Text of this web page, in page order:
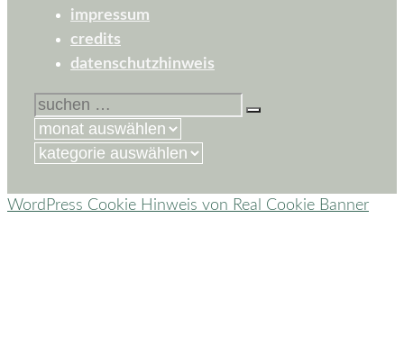
impressum
credits
datenschutzhinweis
suchen
nach:
kategorien
WordPress Cookie Hinweis von Real Cookie Banner